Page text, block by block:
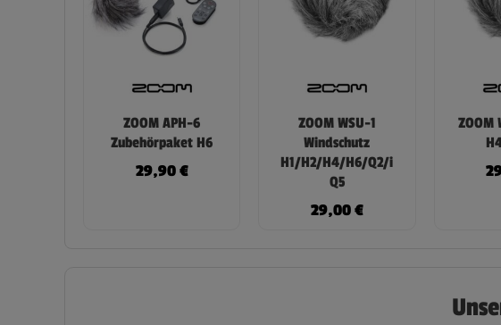
ZOOM APH-6
Zubehörpaket H6
29,90€
ZOOM WSU-1
Windschutz
H1/H2/H4/H6/Q2/i
Q5
29,00€
ZOOM